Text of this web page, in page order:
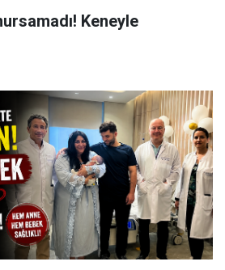
Keneyle